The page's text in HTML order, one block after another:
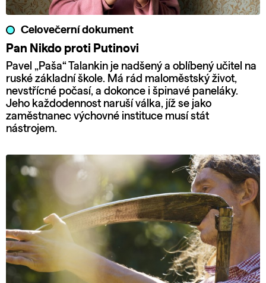
Celovečerní dokument
Pan Nikdo proti Putinovi
Pavel „Paša“ Talankin je nadšený a oblíbený učitel na
ruské základní škole. Má rád maloměstský život,
nevstřícné počasí, a dokonce i špinavé paneláky.
Jeho každodennost naruší válka, jíž se jako
zaměstnanec výchovné instituce musí stát
nástrojem.